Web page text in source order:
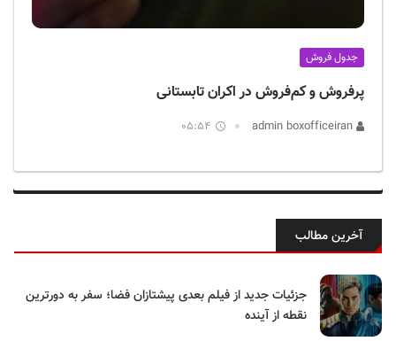
جدول فروش
پرفروش‌ و کم‌فروش در اکران تابستانی
05:54
آخرین مطالب
جزئیات جدید از فیلم بعدی پیشتازان فضا؛ سفر به دورترین
نقطه از آینده